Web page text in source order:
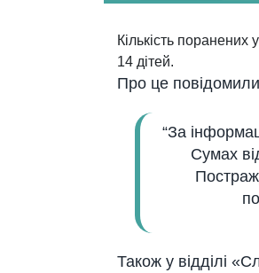
Кількість
14 дітей.
Про це повідомили
“За
Сумах
Також у відділі